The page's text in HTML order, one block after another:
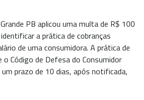
PB aplicou uma multa de R$ 100
a prática de cobranças
de uma consumidora. A prática de
o Código de Defesa do Consumidor
um prazo de 10 dias, após notificada,